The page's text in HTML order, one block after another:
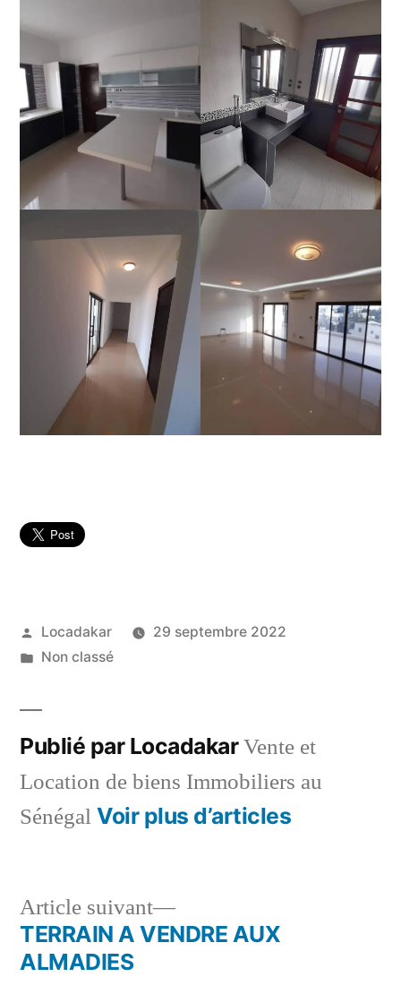
Publié
par
Locadakar
29 septembre 2022
Publié
Non classé
Publié par LocadakarVente et
Location de biens Immobiliers au
Sénégal Voir plus d’articles
Navigation
Article suivant
Article
suivant :
TERRAIN A VENDRE AUX
ALMADIES